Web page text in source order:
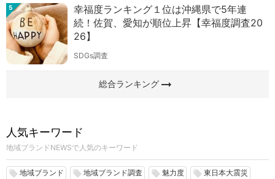
5
幸福度ランキング１位は沖縄県で5年連
続！佐賀、愛知が順位上昇【幸福度調査20
26】
SDGs調査
総合ランキングarrow_right_alt
人気キーワード
地域ブランドNEWSで人気のキーワード
local_offer 地域ブランド local_offer 地域ブランド調査 local_offer 魅力度 local_offer 東日本大震災